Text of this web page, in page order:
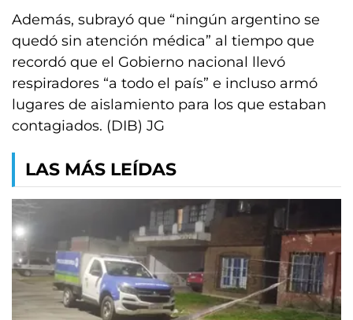
Además, subrayó que “ningún argentino se
quedó sin atención médica” al tiempo que
recordó que el Gobierno nacional llevó
respiradores “a todo el país” e incluso armó
lugares de aislamiento para los que estaban
contagiados. (DIB) JG
LAS MÁS LEÍDAS